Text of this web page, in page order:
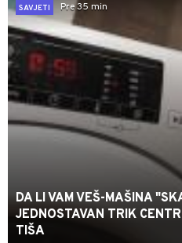
SAVJETI
Pre 35 min
DA LI VAM VEŠ-MAŠINA
JEDNOSTAVAN TRIK
TIŠA